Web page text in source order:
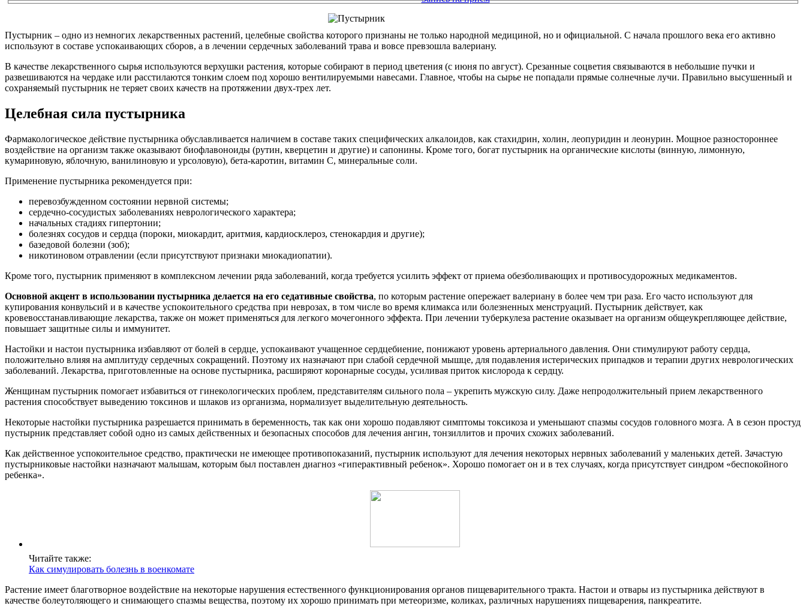
Пустырник – одно из немногих лекарственных растений, целебные свойства которого признаны не только народной медициной, но и официальной. С начала прошлого века его активно
используют в составе успокаивающих сборов, а в лечении сердечных заболеваний трава и вовсе превзошла валериану.
В качестве лекарственного сырья используются верхушки растения, которые собирают в период цветения (с июня по август). Срезанные соцветия связываются в небольшие пучки и
развешиваются на чердаке или расстилаются тонким слоем под хорошо вентилируемыми навесами. Главное, чтобы на сырье не попадали прямые солнечные лучи. Правильно высушенный и
сохраняемый пустырник не теряет своих качеств на протяжении двух-трех лет.
Целебная сила пустырника
Фармакологическое действие пустырника обуславливается наличием в составе таких специфических алкалоидов, как стахидрин, холин, леопуридин и леонурин. Мощное разностороннее
воздействие на организм также оказывают биофлавоноиды (рутин, кверцетин и другие) и сапонины. Кроме того, богат пустырник на органические кислоты (винную, лимонную,
кумариновую, яблочную, ванилиновую и урсоловую), бета-каротин, витамин С, минеральные соли.
Применение пустырника рекомендуется при:
перевозбужденном состоянии нервной системы;
сердечно-сосудистых заболеваниях неврологического характера;
начальных стадиях гипертонии;
болезнях сосудов и сердца (пороки, миокардит, аритмия, кардиосклероз, стенокардия и другие);
базедовой болезни (зоб);
никотиновом отравлении (если присутствуют признаки миокадиопатии).
Кроме того, пустырник применяют в комплексном лечении ряда заболеваний, когда требуется усилить эффект от приема обезболивающих и противосудорожных медикаментов.
Основной акцент в использовании пустырника делается на его седативные свойства, по которым растение опережает валериану в более чем три раза. Его часто используют для
купирования конвульсий и в качестве успокоительного средства при неврозах, в том числе во время климакса или болезненных менструаций. Пустырник действует, как
кровевосстанавливающие лекарства, также он может применяться для легкого мочегонного эффекта. При лечении туберкулеза растение оказывает на организм общеукрепляющее действие,
повышает защитные силы и иммунитет.
Настойки и настои пустырника избавляют от болей в сердце, успокаивают учащенное сердцебиение, понижают уровень артериального давления. Они стимулируют работу сердца,
положительно влияя на амплитуду сердечных сокращений. Поэтому их назначают при слабой сердечной мышце, для подавления истерических припадков и терапии других неврологических
заболеваний. Лекарства, приготовленные на основе пустырника, расширяют коронарные сосуды, усиливая приток кислорода к сердцу.
Женщинам пустырник помогает избавиться от гинекологических проблем, представителям сильного пола – укрепить мужскую силу. Даже непродолжительный прием лекарственного
растения способствует выведению токсинов и шлаков из организма, нормализует выделительную деятельность.
Некоторые настойки пустырника разрешается принимать в беременность, так как они хорошо подавляют симптомы токсикоза и уменьшают спазмы сосудов головного мозга. А в сезон простуд
пустырник представляет собой одно из самых действенных и безопасных способов для лечения ангин, тонзиллитов и прочих схожих заболеваний.
Как действенное успокоительное средство, практически не имеющее противопоказаний, пустырник используют для лечения некоторых нервных заболеваний у маленьких детей. Зачастую
пустырниковые настойки назначают малышам, которым был поставлен диагноз «гиперактивный ребенок». Хорошо помогает он и в тех случаях, когда присутствует синдром «беспокойного
ребенка».
Читайте также:
Как симулировать болезнь в военкомате
Растение имеет благотворное воздействие на некоторые нарушения естественного функционирования органов пищеварительного тракта. Настои и отвары из пустырника действуют в
качестве болеутоляющего и снимающего спазмы вещества, поэтому их хорошо принимать при метеоризме, коликах, различных нарушениях пищеварения, панкреатите.